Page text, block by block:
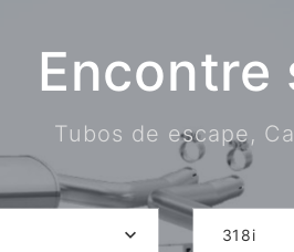
Encontre
Tubos de escape,
318i